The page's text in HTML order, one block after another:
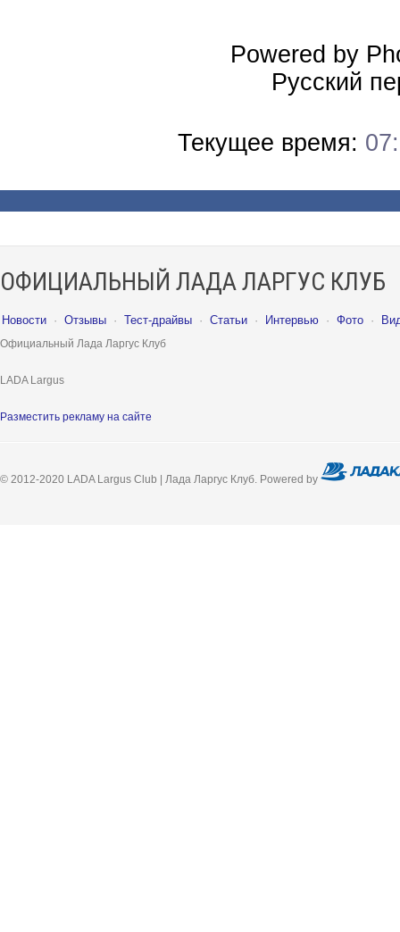
Powered by
Русский
Текущее время:
ОФИЦИАЛЬНЫЙ ЛАДА ЛАРГУС КЛУБ
Новости · Отзывы · Тест-драйвы · Статьи · Интервью · Фото ·
Официальный Лада Ларгус Клуб
LADA Largus
Разместить рекламу на сайте
© 2012-2020 LADA Largus Club | Лада Ларгус Клуб. Powered by